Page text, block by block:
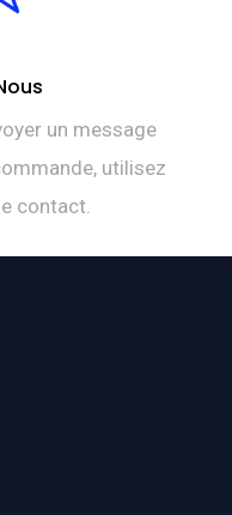
un message
utilisez
contact.